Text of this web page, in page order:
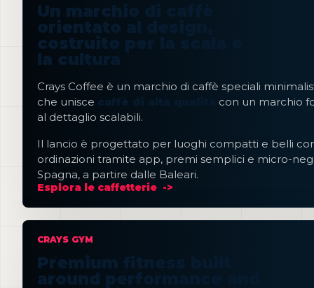
Un marchio di caffè
orientato al design,
costruito per la scala e
la cultura
Crays Coffee è un marchio di caffè speciali
che unisce caffè di alta qualità
con un marchio
al dettaglio scalabili.
Il lancio è progettato per luoghi compatti e belli
ordinazioni tramite app, premi semplici e micro-
Spagna, a partire dalle Baleari.
Esplora le caffetterie
CRAYS GYM
Premium fitness built
around performance and